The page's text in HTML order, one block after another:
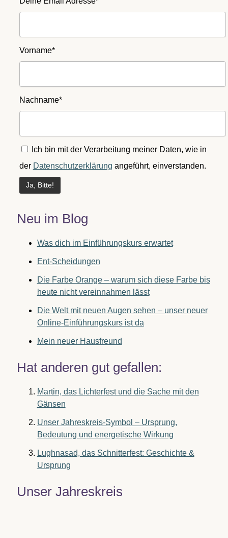
Vorname*
Nachname*
Ich bin mit der Verarbeitung meiner Daten, wie in
der Datenschutzerklärung angeführt, einverstanden.
Neu im Blog
Was dich im Einführungskurs erwartet
Ent-Scheidungen
Die Farbe Orange – warum sich diese Farbe bis
heute nicht vereinnahmen lässt
Die Welt mit neuen Augen sehen – unser neuer
Online-Einführungskurs ist da
Mein neuer Hausfreund
Hat anderen gut gefallen:
Martin, das Lichterfest und die Sache mit den
Gänsen
Unser Jahreskreis-Symbol – Ursprung,
Bedeutung und energetische Wirkung
Lughnasad, das Schnitterfest: Geschichte &
Ursprung
Unser Jahreskreis